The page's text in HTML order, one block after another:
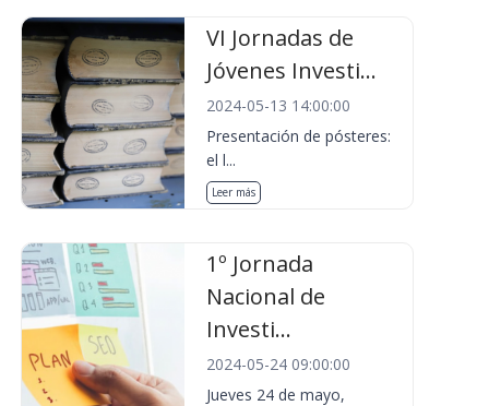
VI Jornadas de
Jóvenes Investi...
2024-05-13 14:00:00
Presentación de pósteres:
el l...
Leer más
1º Jornada
Nacional de
Investi...
2024-05-24 09:00:00
Jueves 24 de mayo,